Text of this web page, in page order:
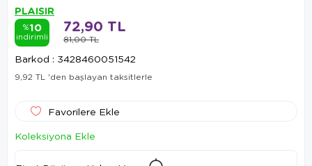
PLAISIR
%10
indirimli 81,00 TL
72,90 TL
Barkod : 3428460051542
9,92 TL 'den başlayan taksitlerle
Favorilere Ekle
Koleksiyona Ekle